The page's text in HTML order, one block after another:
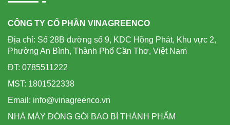
CÔNG TY CỔ PHẦN VINAGREENCO
Địa chỉ: Số 28B đường số 9, KDC Hồng Phát, Khu vực 2,
Phường An Bình, Thành Phố Cần Thơ, Việt Nam
ĐT: 0785511222
MST: 1801522338
Email: info@vinagreenco.vn
NHÀ MÁY ĐÓNG GÓI BAO BÌ THÀNH PHẨM